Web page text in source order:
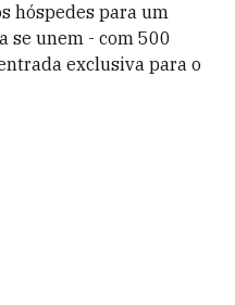
hóspedes para um
se unem - com 500
exclusiva para o